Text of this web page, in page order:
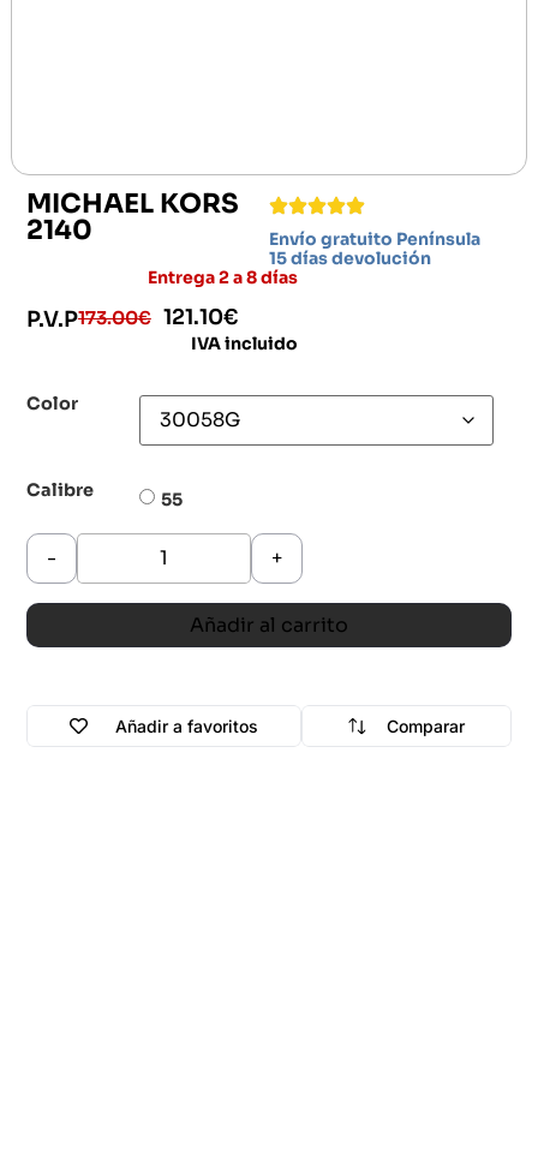
MICHAEL KORS
2140
Envío gratuito Península
15 días devolución
Entrega 2 a 8 días
P.V.P173.00€ 121.10€
IVA incluido
Color
Calibre 55
- +
Añadir al carrito
Añadir a favoritos Comparar